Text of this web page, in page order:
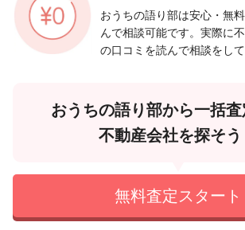
おうちの語り部は安心・無
んで相談可能です。実際に
の口コミを読んで相談をして
おうちの語り部から一括査
不動産会社を探そう
無料査定スタート